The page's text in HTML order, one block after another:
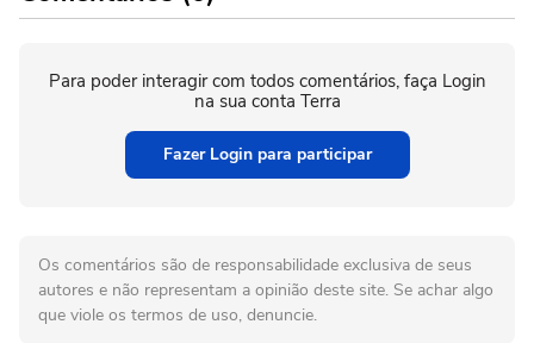
Para poder interagir com todos comentários, faça Login
na sua conta Terra
Fazer Login para participar
Os comentários são de responsabilidade exclusiva de seus
autores e não representam a opinião deste site. Se achar algo
que viole os termos de uso, denuncie.